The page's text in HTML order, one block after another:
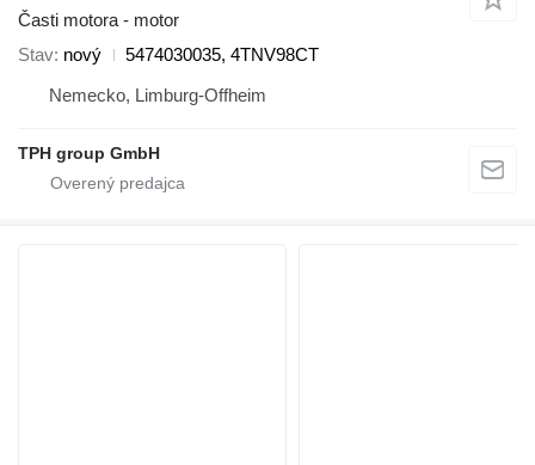
Časti motora - motor
Stav nový
5474030035, 4TNV98CT
Nemecko, Limburg-Offheim
TPH group GmbH